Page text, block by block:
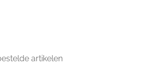
artikelen